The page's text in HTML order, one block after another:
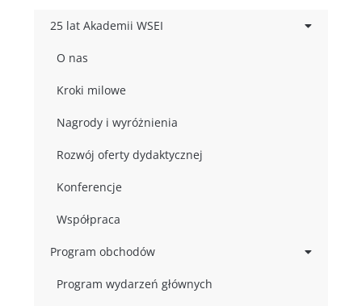
25 lat Akademii WSEI
O nas
Kroki milowe
Nagrody i wyróżnienia
Rozwój oferty dydaktycznej
Konferencje
Współpraca
Program obchodów
Program wydarzeń głównych